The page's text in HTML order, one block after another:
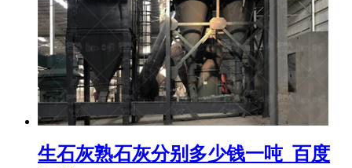
生石灰熟石灰分别多少钱一吨_百度